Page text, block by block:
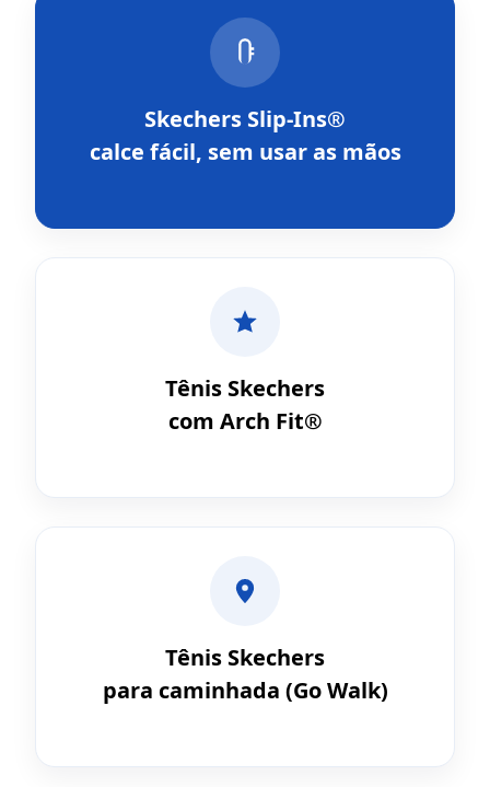
Skechers Slip-Ins®
calce fácil, sem usar as mãos
Tênis Skechers
com Arch Fit®
Tênis Skechers
para caminhada (Go Walk)